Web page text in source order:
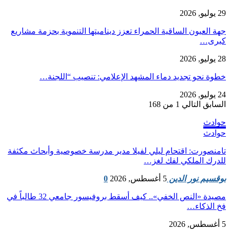
29 يوليو, 2026
جهة العيون الساقية الحمراء تعزز ديناميتها التنموية بحزمة مشاريع
كبرى…
28 يوليو, 2026
​خطوة نحو تجديد دماء المشهد الإعلامي: تنصيب “اللجنة…
24 يوليو, 2026
السابق التالي 1 من 168
حوادث
حوادث
تامنصورت: اقتحام ليلي لفيلا مدير مدرسة خصوصية وأبحاث مكثفة
للدرك الملكي لفك لغز…
بوقسيم نور الدين 5 أغسطس, 2026 0
مصيدة «النص الخفي».. كيف أسقط بروفيسور جامعي 32 طالباً في
فخ الذكاء…
5 أغسطس, 2026